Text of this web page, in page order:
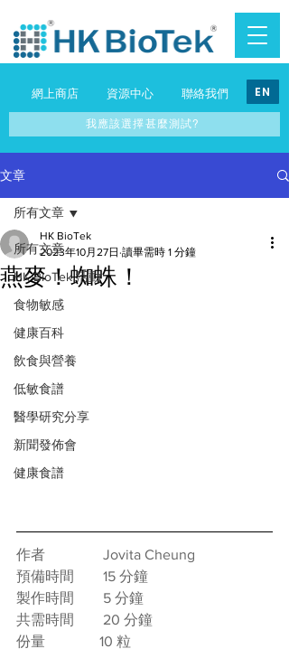
網上商店 資源中心 聯絡我們 EN
我應該選擇甚麼測試?
文章
所有文章
HK BioTek 活動
食物敏感
健康百科
飲食與營養
低敏食譜
醫學研究分享
新聞發佈會
健康食譜
所有文章
燕麥！蜘蛛！
HK BioTek
2023年10月27日 讀畢需時 1 分鐘
作者　　　    Jovita Cheung
預備時間　　15 分鐘
製作時間　    5 分鐘
共需時間　    20 分鐘
份量               10 粒